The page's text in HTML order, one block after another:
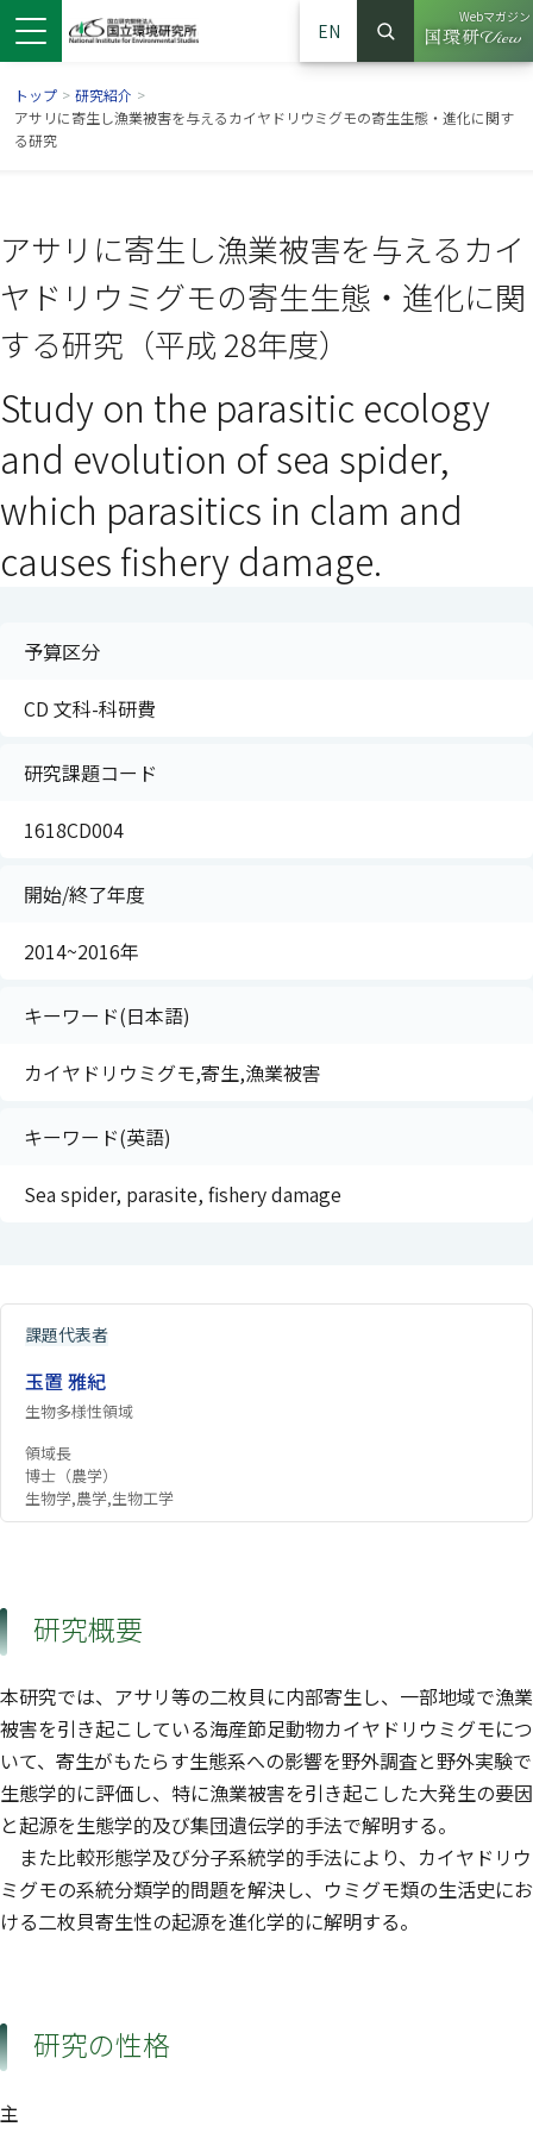
ドウで開きます）
ンドウで開きます）
ウインドウで開きます）
EN
サイト内検索
検索
Webマガジン
（別ウイ
トップ > 研究紹介 >
アサリに寄生し漁業被害を与えるカイヤドリウミグモの寄生生態・進化に関す
る研究
アサリに寄生し漁業被害を与えるカイ
ヤドリウミグモの寄生生態・進化に関
する研究（平成 28年度）
Study on the parasitic ecology
and evolution of sea spider,
which parasitics in clam and
causes fishery damage.
予算区分
CD 文科-科研費
研究課題コード
1618CD004
開始/終了年度
2014~2016年
キーワード(日本語)
カイヤドリウミグモ,寄生,漁業被害
キーワード(英語)
Sea spider, parasite, fishery damage
課題代表者
玉置 雅紀
生物多様性領域
領域長
博士（農学）
生物学,農学,生物工学
研究概要
本研究では、アサリ等の二枚貝に内部寄生し、一部地域で漁業
被害を引き起こしている海産節足動物カイヤドリウミグモにつ
いて、寄生がもたらす生態系への影響を野外調査と野外実験で
生態学的に評価し、特に漁業被害を引き起こした大発生の要因
と起源を生態学的及び集団遺伝学的手法で解明する。
また比較形態学及び分子系統学的手法により、カイヤドリウ
ミグモの系統分類学的問題を解決し、ウミグモ類の生活史にお
ける二枚貝寄生性の起源を進化学的に解明する。
研究の性格
主